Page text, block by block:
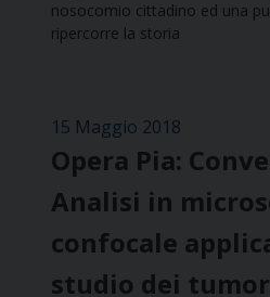
nosocomio cittadino ed una
ripercorre la storia
15 Maggio 2018
Opera Pia:
Analisi in
confocale
studio dei